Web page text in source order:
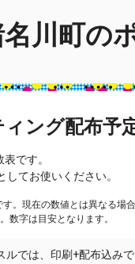
川町の
ング配布予
です。
てお使いください。
。現在の数値とは異なる場合
数字は目安となります。
ルでは、印刷+配布込みで